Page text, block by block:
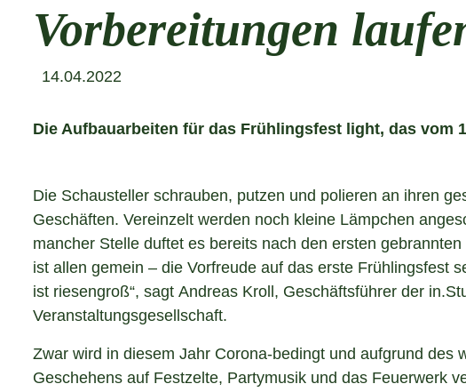
Vorbereitungen
14.04.2022
Die Aufbauarbeiten für das Frühlingsfest light, das vom
Die Schausteller schrauben, putzen und polieren an ihren
Geschäften. Vereinzelt werden noch kleine Lämpchen
mancher Stelle duftet es bereits nach den ersten gebrannten
ist allen gemein – die Vorfreude auf das erste Frühlingsfest
ist riesengroß“, sagt Andreas Kroll, Geschäftsführer der
Veranstaltungsgesellschaft.
Zwar wird in diesem Jahr Corona-bedingt und aufgrund des
Geschehens auf Festzelte, Partymusik und das Feuerwerk